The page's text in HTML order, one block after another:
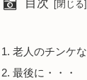
目次
老人のチンケ
最後に・・・